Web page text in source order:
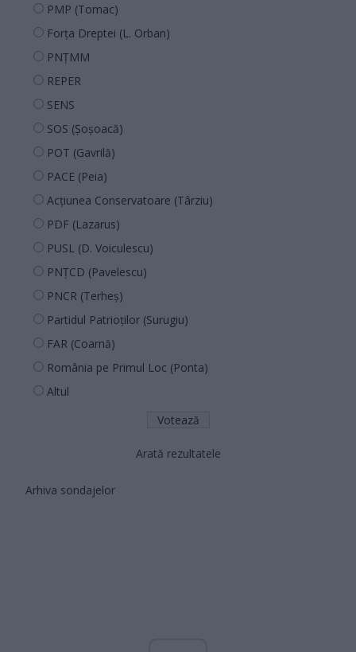
PMP (Tomac)
Forța Dreptei (L. Orban)
PNȚMM
REPER
SENS
SOS (Șoșoacă)
POT (Gavrilă)
PACE (Peia)
Acțiunea Conservatoare (Târziu)
PDF (Lazarus)
PUSL (D. Voiculescu)
PNȚCD (Pavelescu)
PNCR (Terheș)
Partidul Patrioților (Surugiu)
FAR (Coarnă)
România pe Primul Loc (Ponta)
Altul
Arată rezultatele
Arhiva sondajelor